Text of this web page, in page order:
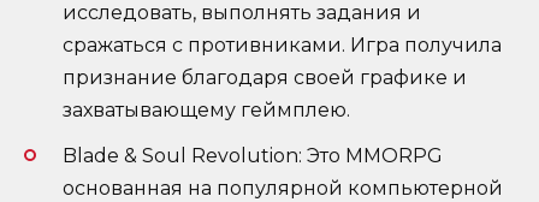
исследовать, выполнять задания и
сражаться с противниками. Игра получила
признание благодаря своей графике и
захватывающему геймплею.
Blade & Soul Revolution: Это MMORPG
основанная на популярной компьютерной